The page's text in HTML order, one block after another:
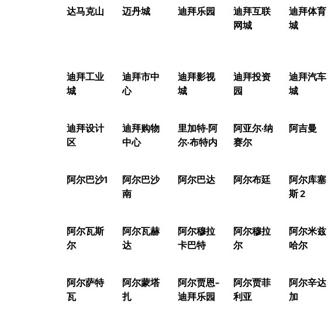
达马克山 迈丹城 迪拜乐园
迪拜互联
网城
迪拜体育
城
迪拜工业
城
迪拜市中
心
迪拜影视
城
迪拜投资
园
迪拜汽车
城
迪拜设计
区
迪拜购物
中心
里加特·阿
尔·布特内
阿亚尔·纳
赛尔
阿吉曼
阿尔巴沙1
阿尔巴沙
南
阿尔巴达 阿尔布廷
阿尔库塞
斯 2
阿尔瓦斯
尔
阿尔瓦赫
达
阿尔穆拉
卡巴特
阿尔穆拉
尔
阿尔米兹
哈尔
阿尔萨特
瓦
阿尔蒙塔
扎
阿尔贾恩-
迪拜乐园
阿尔贾菲
利亚
阿尔辛达
加